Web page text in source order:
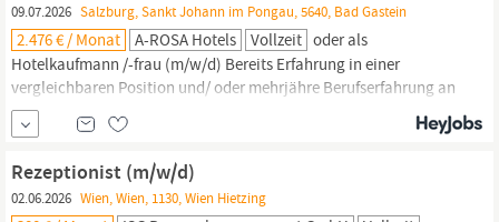
09.07.2026 Salzburg, Sankt Johann im Pongau, 5640, Bad Gastein
2.476 € / Monat A-ROSA Hotels Vollzeit oder als
Hotelkaufmann /-frau (m/w/d) Bereits Erfahrung in einer
vergleichbaren Position und/ oder mehrjähre Berufserfahrung an
einer
Rezeption oder Empfang Interesse an der Arbeit am
Empfangsbereich mit Bereitschaft zur Fort- und Weiterbildung
Freundliche, aufgeschlossene Persönlichkeit Fließende Deutsch-
und sehr gute Englischkenntnisse
Rezeptionist (m/w/d)
02.06.2026 Wien, Wien, 1130, Wien Hietzing